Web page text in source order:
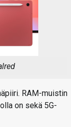
RAM-muistin
on sekä 5G-